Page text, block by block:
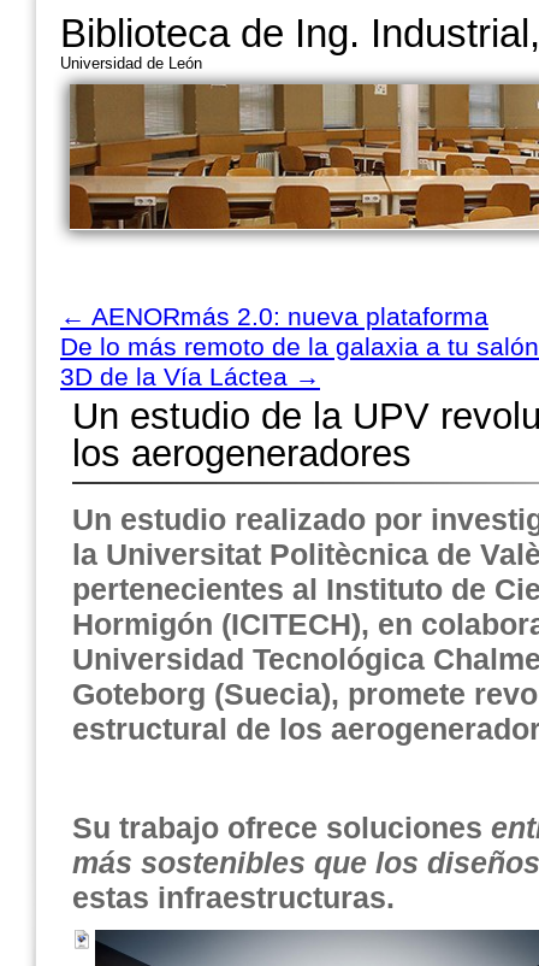
Biblioteca de Ing.
Universidad de León
← AENORmás 2.0: nueva plataforma
De lo más remoto de la galaxia a tu
3D de la Vía Láctea →
Un estudio de la UPV
los aerogeneradores
Un estudio realizado por
la Universitat Politècnica de
pertenecientes al Instituto de
Hormigón (ICITECH), en
Universidad Tecnológica
Goteborg (Suecia), promete
estructural de los
Su trabajo ofrece soluciones
más sostenibles que los
estas infraestructuras.